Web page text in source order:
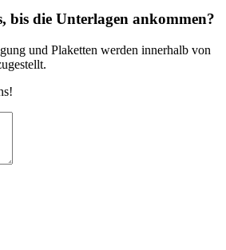
bis die Unterlagen ankommen?
und Plaketten werden innerhalb von